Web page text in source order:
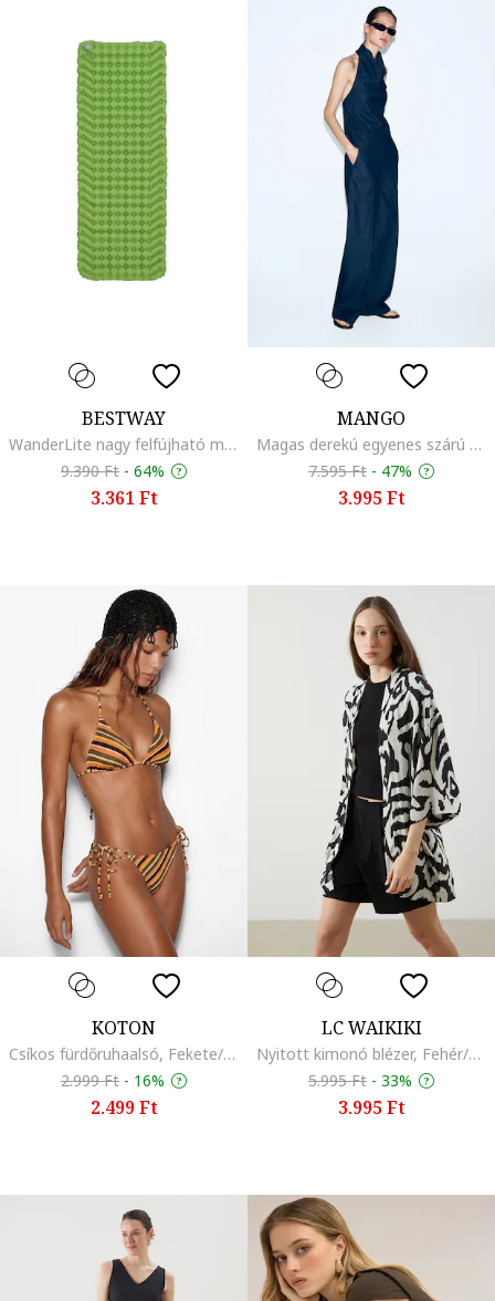
BESTWAY
WanderLite nagy felfújható matrac, 203 x 75 x 9 cm, zöld
9.390 Ft - 64%
3.361 Ft
MANGO
Magas derekú egyenes szárú nadrág, Tengerészkék
7.595 Ft - 47%
3.995 Ft
KOTON
Csíkos fürdőruhaalsó, Fekete/Narancssárga/Khaki
2.999 Ft - 16%
2.499 Ft
LC WAIKIKI
Nyitott kimonó blézer, Fehér/Fekete
5.995 Ft - 33%
3.995 Ft